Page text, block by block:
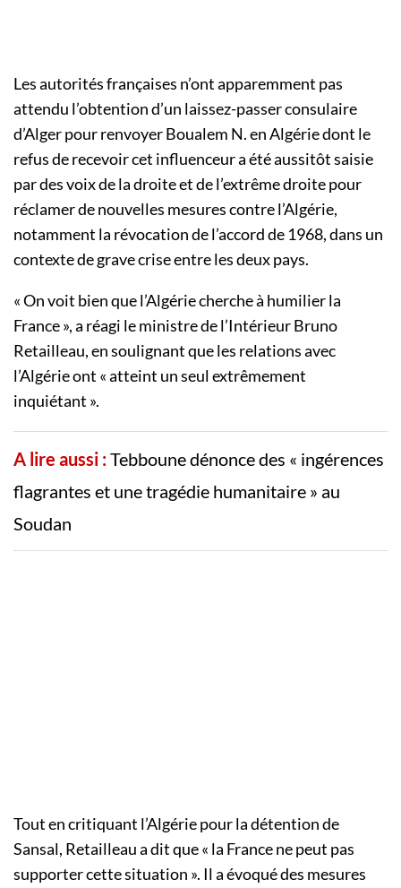
Les autorités françaises n’ont apparemment pas
attendu l’obtention d’un laissez-passer consulaire
d’Alger pour renvoyer Boualem N. en Algérie dont le
refus de recevoir cet influenceur a été aussitôt saisie
par des voix de la droite et de l’extrême droite pour
réclamer de nouvelles mesures contre l’Algérie,
notamment la révocation de l’accord de 1968, dans un
contexte de grave crise entre les deux pays.
« On voit bien que l’Algérie cherche à humilier la
France », a réagi le ministre de l’Intérieur Bruno
Retailleau, en soulignant que les relations avec
l’Algérie ont « atteint un seul extrêmement
inquiétant ».
A lire aussi :Tebboune dénonce des « ingérences
flagrantes et une tragédie humanitaire » au
Soudan
Tout en critiquant l’Algérie pour la détention de
Sansal, Retailleau a dit que « la France ne peut pas
supporter cette situation ». Il a évoqué des mesures